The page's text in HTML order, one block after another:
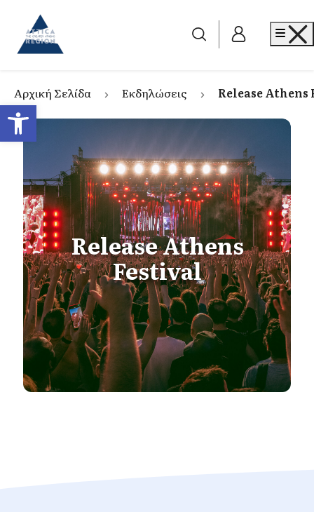
Ανοίξτε τη γραμμή εργαλείων
Go to home
Αρχική Σελίδα Εκδηλώσεις Release
Release Athens
Festival